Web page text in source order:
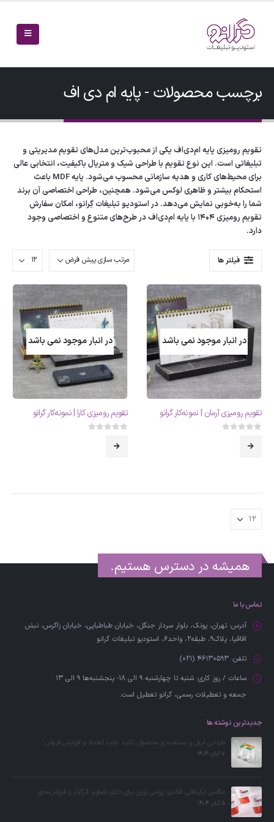
برچسب محصولات - پایه ام دی اف
تقویم رومیزی پایه ام‌دی‌اف یکی از محبوب‌ترین مدل‌های تقویم مدیریتی و
تبلیغاتی است. این نوع تقویم با طراحی شیک و متریال باکیفیت، انتخابی عالی
برای محیط‌های کاری و هدیه سازمانی محسوب می‌شود. پایه MDF باعث
استحکام بیشتر و ظاهری لوکس می‌شود. همچنین، طراحی اختصاصی آن برند
شما را به‌خوبی نمایش می‌دهد. در استودیو تبلیغات گِرانو، امکان سفارش
تقویم رومیزی ۱۴۰۴ با پایه ام‌دی‌اف در طرح‌های متنوع و اختصاصی وجود
دارد.
فیلتر ها
در انبار موجود نمی باشد
تقویم رومیزی آرمان | نمونه‌کار گرانو
در انبار موجود نمی باشد
تقویم رومیزی کارا | نمونه‌کار گرانو
همیشه در دسترس هستیم.
تماس با ما
آدرس: تهران، پونک، بلوار سردار جنگل، خیابان طباطبایی، خیابان زاگرس، نبش
اقاقیا، پلاک۹، طبقه۲، واحد6، استودیو تبلیغات گرانو
تلفن: 46130593 (021)
ساعات / روز کاری: شنبه تا چهارشنبه 9 الی 18- پنجشنبه‌ها 9 الی 13
جمعه‌ و تعطیلات رسمی، گرانو تعطیل است.
جدیدترین نوشته ها
طراحی لیبل و بسته‌بندی محصول؛ کلید جلب اعتماد و افزایش فروش
7 آبان 1404
عکاسی تبلیغاتی افکتیو؛ روشی نوین برای خلق تصاویر اثرگذار و فروش‌محور
5 آبان 1404